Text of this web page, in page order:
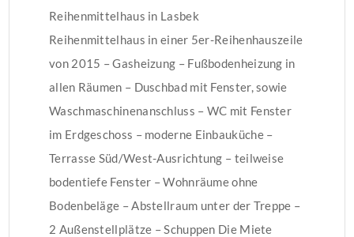
Reihenmittelhaus in Lasbek
Reihenmittelhaus in einer 5er-Reihenhauszeile
von 2015 – Gasheizung – Fußbodenheizung in
allen Räumen – Duschbad mit Fenster, sowie
Waschmaschinenanschluss – WC mit Fenster
im Erdgeschoss – moderne Einbauküche –
Terrasse Süd/West-Ausrichtung – teilweise
bodentiefe Fenster – Wohnräume ohne
Bodenbeläge – Abstellraum unter der Treppe –
2 Außenstellplätze – Schuppen Die Miete